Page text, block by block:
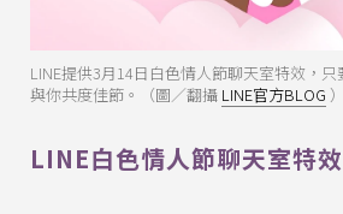
LINE提供3月14日白色情人節聊天室特效，
與你共度佳節。（圖／翻攝 LINE官方BLOG ）
LINE白色情人節聊天室特效